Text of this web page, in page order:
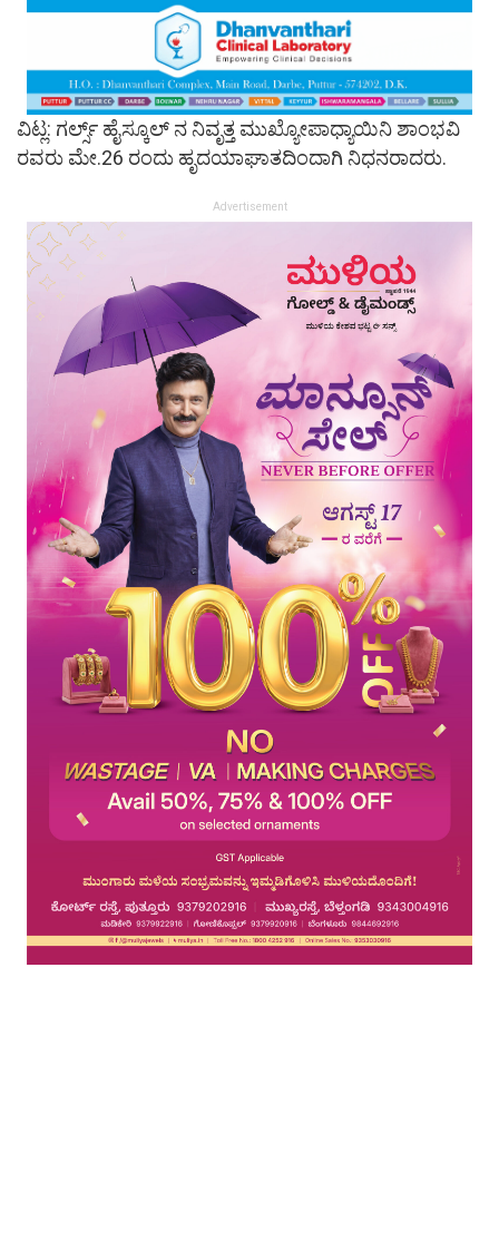
ವಿಟ್ಲ: ಗರ್ಲ್ಸ್ ಹೈಸ್ಕೂಲ್ ನ ನಿವೃತ್ತ ಮುಖ್ಯೋಪಾಧ್ಯಾಯಿನಿ ಶಾಂಭವಿ
ರವರು ಮೇ.26 ರಂದು ಹೃದಯಾಘಾತದಿಂದಾಗಿ ನಿಧನರಾದರು.
Advertisement